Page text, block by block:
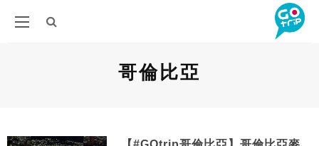
哥倫比亞